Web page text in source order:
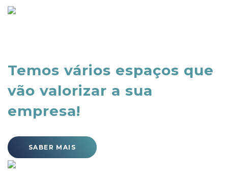
Temos vários espaços que
vão valorizar a sua
empresa!
SABER MAIS